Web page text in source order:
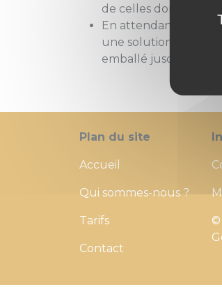
de celles dont vous
En attendant la
une solution à court
emballé jusqu’au
Plan du site
Accueil
Qui sommes-nous ?
Tarifs
Contact
©